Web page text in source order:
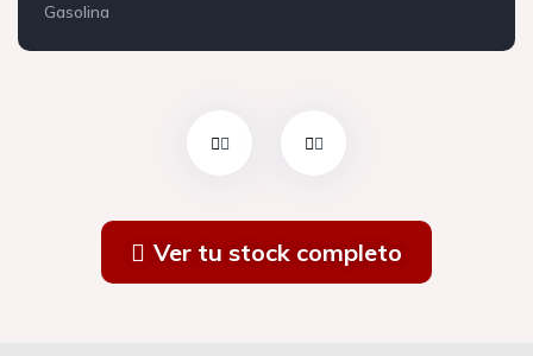
Gasolina
Ver tu stock completo